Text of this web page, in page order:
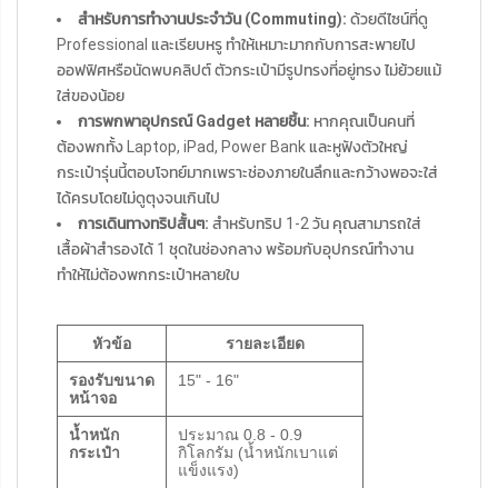
สำหรับการทำงานประจำวัน (Commuting): ด้วยดีไซน์ที่ดู
Professional และเรียบหรู ทำให้เหมาะมากกับการสะพายไป
ออฟฟิศหรือนัดพบคลิปต์ ตัวกระเป๋ามีรูปทรงที่อยู่ทรง ไม่ย้วยแม้
ใส่ของน้อย
การพกพาอุปกรณ์ Gadget หลายชิ้น: หากคุณเป็นคนที่
ต้องพกทั้ง Laptop, iPad, Power Bank และหูฟังตัวใหญ่
กระเป๋ารุ่นนี้ตอบโจทย์มากเพราะช่องภายในลึกและกว้างพอจะใส่
ได้ครบโดยไม่ดูตุงจนเกินไป
การเดินทางทริปสั้นๆ: สำหรับทริป 1-2 วัน คุณสามารถใส่
เสื้อผ้าสำรองได้ 1 ชุดในช่องกลาง พร้อมกับอุปกรณ์ทำงาน
ทำให้ไม่ต้องพกกระเป๋าหลายใบ
หัวข้อ รายละเอียด
รองรับขนาด
หน้าจอ
15" - 16"
น้ำหนัก
กระเป๋า
ประมาณ 0.8 - 0.9
กิโลกรัม (น้ำหนักเบาแต่
แข็งแรง)